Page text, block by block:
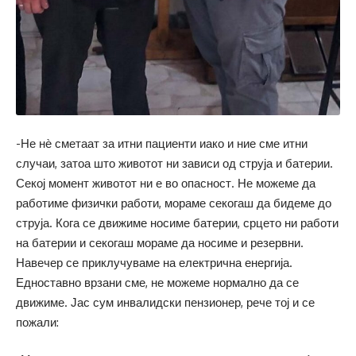
-Не нѐ сметаат за итни пациенти иако и ние сме итни
случаи, затоа што животот ни зависи од струја и батерии.
Секој момент животот ни е во опасност. Не можеме да
работиме физички работи, мораме секогаш да бидеме до
струја. Кога се движиме носиме батерии, срцето ни работи
на батерии и секогаш мораме да носиме и резервни.
Навечер се приклучуваме на електрична енергија.
Едноставно врзани сме, не можеме нормално да се
движиме. Јас сум инвалидски пензионер, рече тој и се
пожали: